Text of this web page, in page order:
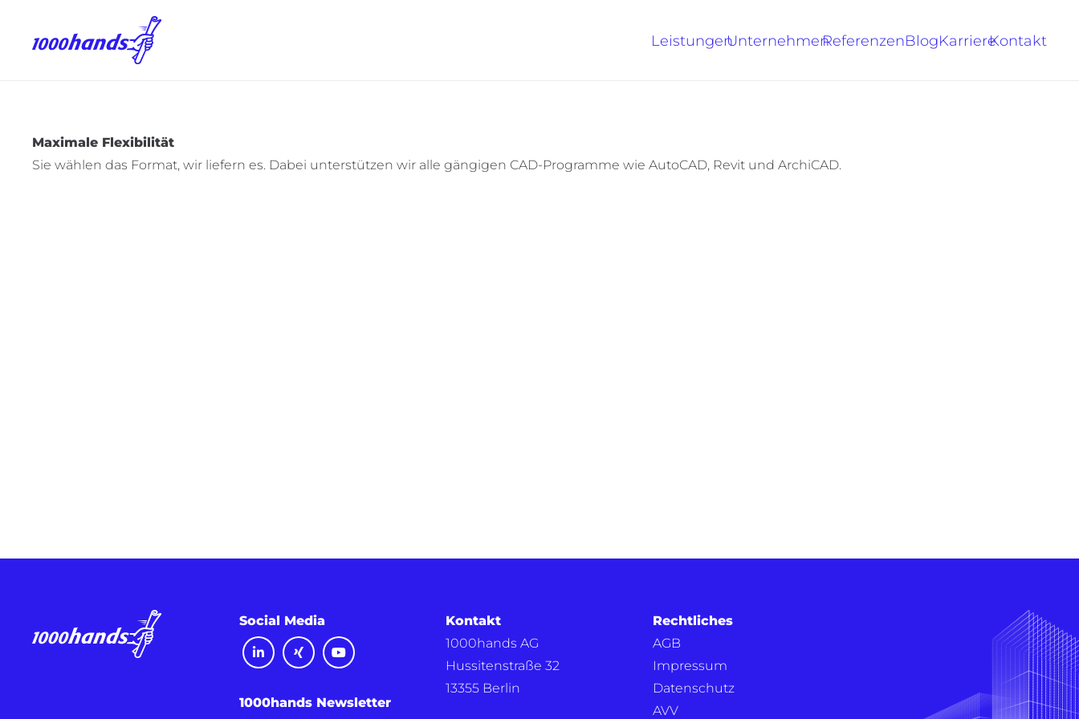
LeistungenUnternehmenReferenzenBlogKarriereKontakt
Maximale Flexibilität
Sie wählen das Format, wir liefern es. Dabei unterstützen wir alle gängigen CAD-Programme wie AutoCAD, Revit und ArchiCAD.
Social Media
1000hands Newsletter
Kontakt
1000hands AG
Hussitenstraße 32
13355 Berlin
Rechtliches
AGB
Impressum
Datenschutz
AVV